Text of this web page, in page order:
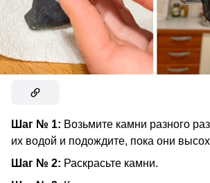
Шаг № 1: Возьмите камни разного
их водой и подождите, пока они
Шаг № 2: Раскрасьте камни.